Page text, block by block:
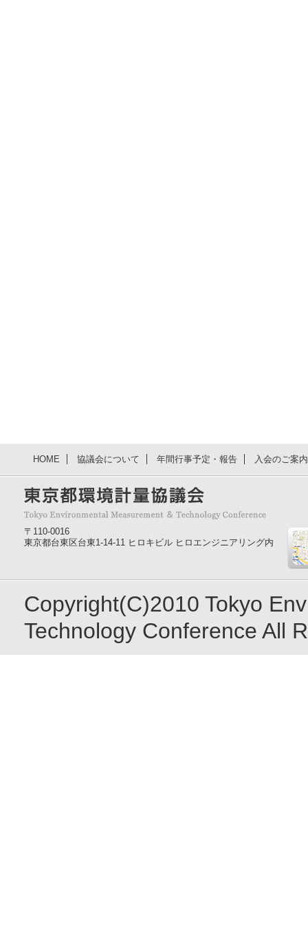
HOME 協議会について 年間行事予定・報告 入会のご案
〒110-0016
東京都台東区台東1-14-11 ヒロキビル ヒロエンジニアリング内
Copyright(C)2010 Tokyo
Technology Conference All